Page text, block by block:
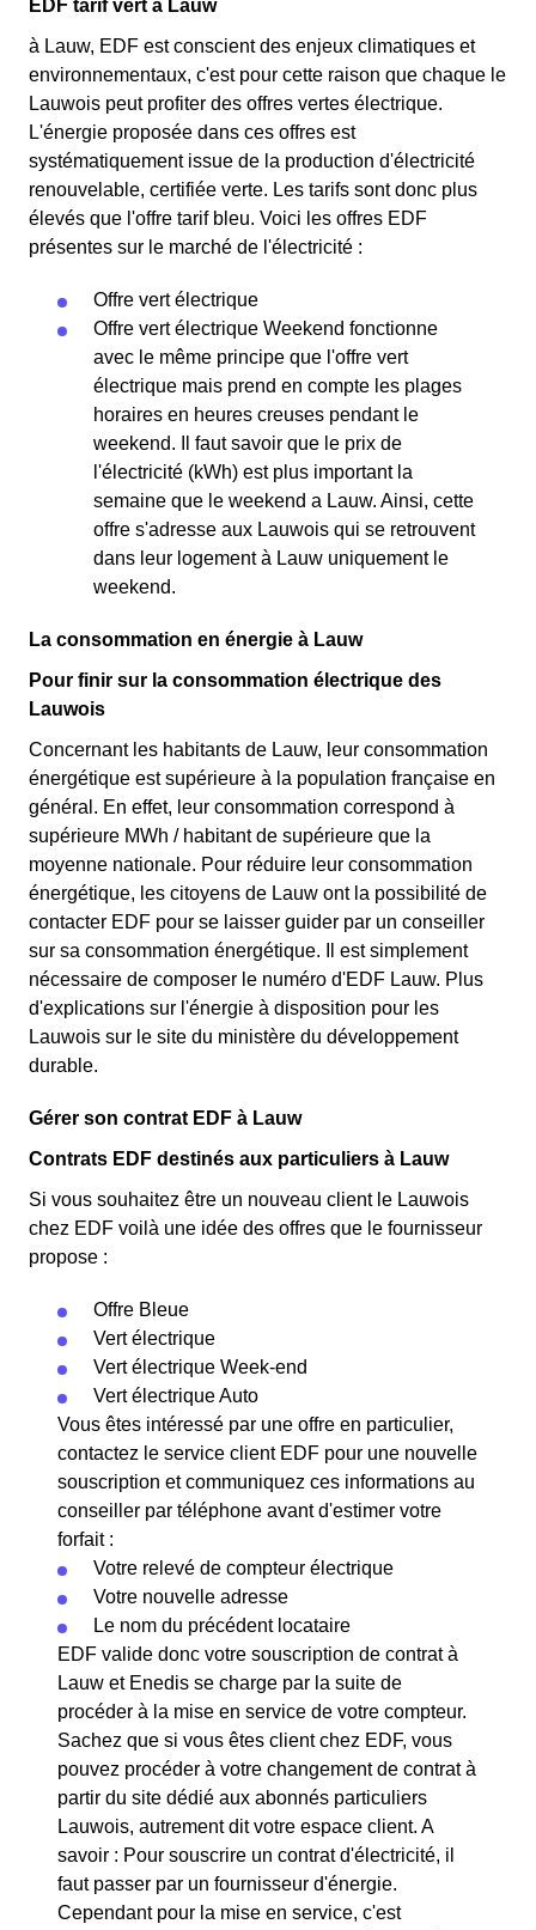
EDF tarif vert à Lauw
à Lauw, EDF est conscient des enjeux climatiques et
environnementaux, c'est pour cette raison que chaque le
Lauwois peut profiter des offres vertes électrique.
L'énergie proposée dans ces offres est
systématiquement issue de la production d'électricité
renouvelable, certifiée verte. Les tarifs sont donc plus
élevés que l'offre tarif bleu. Voici les offres EDF
présentes sur le marché de l'électricité :
Offre vert électrique
Offre vert électrique Weekend fonctionne
avec le même principe que l'offre vert
électrique mais prend en compte les plages
horaires en heures creuses pendant le
weekend. Il faut savoir que le prix de
l'électricité (kWh) est plus important la
semaine que le weekend a Lauw. Ainsi, cette
offre s'adresse aux Lauwois qui se retrouvent
dans leur logement à Lauw uniquement le
weekend.
La consommation en énergie à Lauw
Pour finir sur la consommation électrique des
Lauwois
Concernant les habitants de Lauw, leur consommation
énergétique est supérieure à la population française en
général. En effet, leur consommation correspond à
supérieure MWh / habitant de supérieure que la
moyenne nationale. Pour réduire leur consommation
énergétique, les citoyens de Lauw ont la possibilité de
contacter EDF pour se laisser guider par un conseiller
sur sa consommation énergétique. Il est simplement
nécessaire de composer le numéro d'EDF Lauw. Plus
d'explications sur l'énergie à disposition pour les
Lauwois sur le site du ministère du développement
durable.
Gérer son contrat EDF à Lauw
Contrats EDF destinés aux particuliers à Lauw
Si vous souhaitez être un nouveau client le Lauwois
chez EDF voilà une idée des offres que le fournisseur
propose :
Offre Bleue
Vert électrique
Vert électrique Week-end
Vert électrique Auto
Vous êtes intéressé par une offre en particulier,
contactez le service client EDF pour une nouvelle
souscription et communiquez ces informations au
conseiller par téléphone avant d'estimer votre
forfait :
Votre relevé de compteur électrique
Votre nouvelle adresse
Le nom du précédent locataire
EDF valide donc votre souscription de contrat à
Lauw et Enedis se charge par la suite de
procéder à la mise en service de votre compteur.
Sachez que si vous êtes client chez EDF, vous
pouvez procéder à votre changement de contrat à
partir du site dédié aux abonnés particuliers
Lauwois, autrement dit votre espace client. A
savoir : Pour souscrire un contrat d'électricité, il
faut passer par un fournisseur d'énergie.
Cependant pour la mise en service, c'est